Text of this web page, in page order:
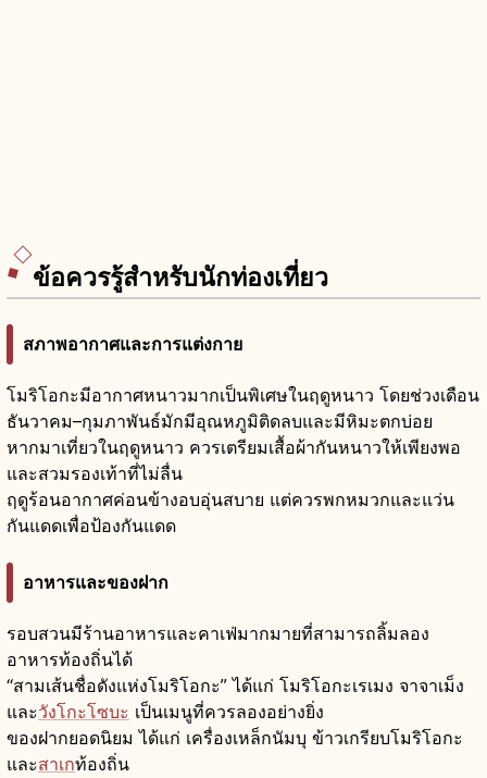
ข้อควรรู้สำหรับนักท่องเที่ยว
สภาพอากาศและการแต่งกาย
โมริโอกะมีอากาศหนาวมากเป็นพิเศษในฤดูหนาว โดยช่วงเดือน
ธันวาคม–กุมภาพันธ์มักมีอุณหภูมิติดลบและมีหิมะตกบ่อย
หากมาเที่ยวในฤดูหนาว ควรเตรียมเสื้อผ้ากันหนาวให้เพียงพอ
และสวมรองเท้าที่ไม่ลื่น
ฤดูร้อนอากาศค่อนข้างอบอุ่นสบาย แต่ควรพกหมวกและแว่น
กันแดดเพื่อป้องกันแดด
อาหารและของฝาก
รอบสวนมีร้านอาหารและคาเฟ่มากมายที่สามารถลิ้มลอง
อาหารท้องถิ่นได้
“สามเส้นชื่อดังแห่งโมริโอกะ” ได้แก่ โมริโอกะเรเมง จาจาเม็ง
และวังโกะโซบะ เป็นเมนูที่ควรลองอย่างยิ่ง
ของฝากยอดนิยม ได้แก่ เครื่องเหล็กนัมบุ ข้าวเกรียบโมริโอกะ
และสาเกท้องถิ่น